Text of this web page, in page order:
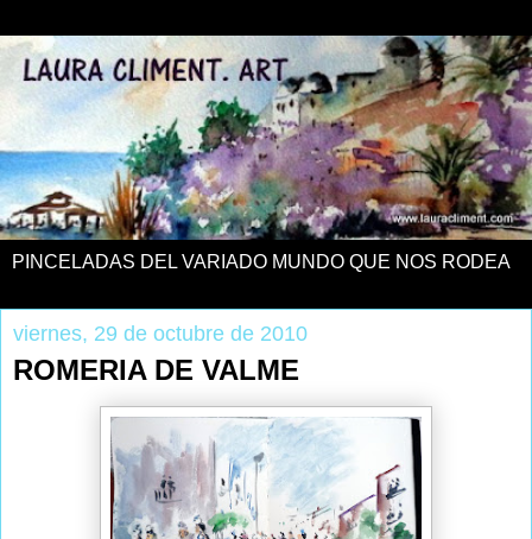
PINCELADAS DEL VARIADO MUNDO QUE NOS RODEA
viernes, 29 de octubre de 2010
ROMERIA DE VALME